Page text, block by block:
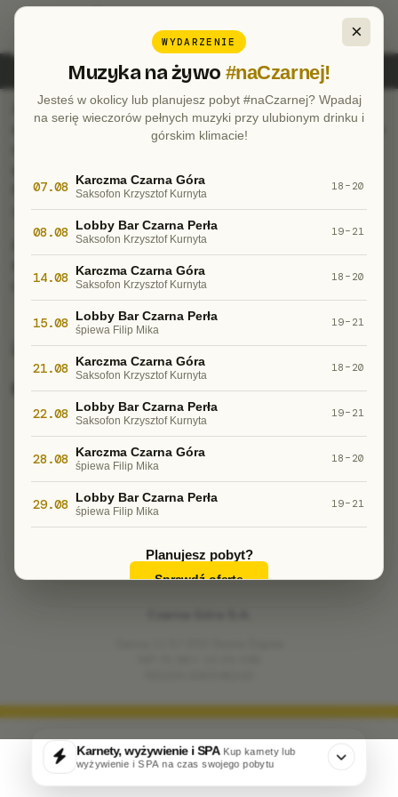
×
WYDARZENIE
Muzyka na żywo #naCzarnej!
Jesteś w okolicy lub planujesz pobyt #naCzarnej? Wpadaj
na serię wieczorów pełnych muzyki przy ulubionym drinku i
górskim klimacie!
07.08 Karczma Czarna Góra
Saksofon Krzysztof Kurnyta
18–20
08.08 Lobby Bar Czarna Perła
Saksofon Krzysztof Kurnyta
19–21
14.08 Karczma Czarna Góra
Saksofon Krzysztof Kurnyta
18–20
15.08 Lobby Bar Czarna Perła
śpiewa Filip Mika
19–21
21.08 Karczma Czarna Góra
Saksofon Krzysztof Kurnyta
18–20
22.08 Lobby Bar Czarna Perła
Saksofon Krzysztof Kurnyta
19–21
28.08 Karczma Czarna Góra
śpiewa Filip Mika
18–20
29.08 Lobby Bar Czarna Perła
śpiewa Filip Mika
19–21
Planujesz pobyt?
Sprawdź ofertę
Karnety, wyżywienie i SPA Kup karnety lub
wyżywienie i SPA na czas swojego pobytu
Jakość powietrza w miesiącu lutym 2019 można
określić jako znakomitą. Kiedy w dominującej części kraju
stężenia zanieczyszczeń powietrza nie zachęcały do
aktywności na świeżym powietrzu to w obrębie
Resortu Czarna Góra można było cieszyć się zdrowym
zimowym wypoczynkiem.
Pozdrawiamy i zapraszamy do pobytu w Czarna Góra
Opracował. dr n. zdr. Jakub Krzeszowiak
Dodano dnia:10.03.2019
CZARNA GÓRA RESORT
Zimą jeden z najlepszych
ośrodków narciarskich w Polsce.
Przez 365 dni w Strefie Czystego Powietrza.